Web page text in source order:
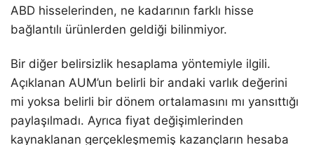
ABD hisselerinden, ne kadarının farklı hisse
bağlantılı ürünlerden geldiği bilinmiyor.
Bir diğer belirsizlik hesaplama yöntemiyle ilgili.
Açıklanan AUM’un belirli bir andaki varlık değerini
mi yoksa belirli bir dönem ortalamasını mı yansıttığı
paylaşılmadı. Ayrıca fiyat değişimlerinden
kaynaklanan gerçekleşmemiş kazançların hesaba